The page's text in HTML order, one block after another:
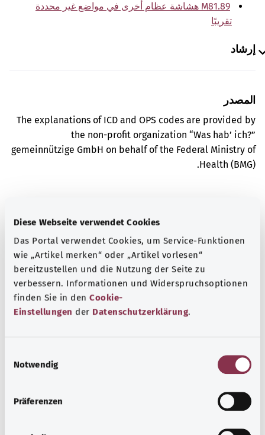
Diese Webseite verwendet Cookies
Das Portal verwendet Cookies, um Service-Funktionen
wie „Artikel merken“ oder „Artikel vorlesen“
bereitzustellen und die Nutzung der Seite zu
verbessern. Informationen und Widerspruchsoptionen
finden Sie in den Cookie-
Einstellungen der Datenschutzerklärung.
Notwendig
Präferenzen
M81.89 هشاشة عظام أخرى في مواضع غير محددة
تقريبًا
إرشاد
المصدر
The explanations of ICD and OPS codes are provided by
the non-profit organization “Was hab’ ich?”
gemeinnützige GmbH on behalf of the Federal Ministry of
Health (BMG).
معرفة جيدة
المزيد من المقالات